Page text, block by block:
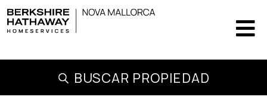
BUSCAR PROPIEDAD